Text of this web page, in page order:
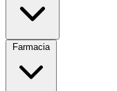
Farmacia